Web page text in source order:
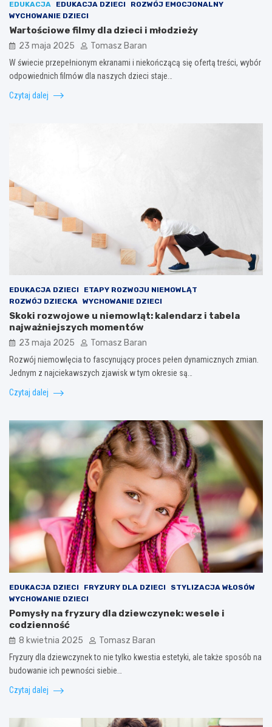
EDUKACJA EDUKACJA DZIECI
ROZWÓJ EMOCJONALNY
WYCHOWANIE DZIECI
Wartościowe filmy dla dzieci i młodzieży
23 maja 2025 Tomasz Baran
W świecie przepełnionym ekranami i niekończącą się ofertą treści, wybór
odpowiednich filmów dla naszych dzieci staje…
Czytaj dalej
EDUKACJA DZIECI
ETAPY ROZWOJU NIEMOWLĄT
ROZWÓJ DZIECKA WYCHOWANIE DZIECI
Skoki rozwojowe u niemowląt: kalendarz i tabela
najważniejszych momentów
23 maja 2025 Tomasz Baran
Rozwój niemowlęcia to fascynujący proces pełen dynamicznych zmian.
Jednym z najciekawszych zjawisk w tym okresie są…
Czytaj dalej
EDUKACJA DZIECI FRYZURY DLA DZIECI
STYLIZACJA WŁOSÓW
WYCHOWANIE DZIECI
Pomysły na fryzury dla dziewczynek: wesele i
codzienność
8 kwietnia 2025 Tomasz Baran
Fryzury dla dziewczynek to nie tylko kwestia estetyki, ale także sposób na
budowanie ich pewności siebie…
Czytaj dalej